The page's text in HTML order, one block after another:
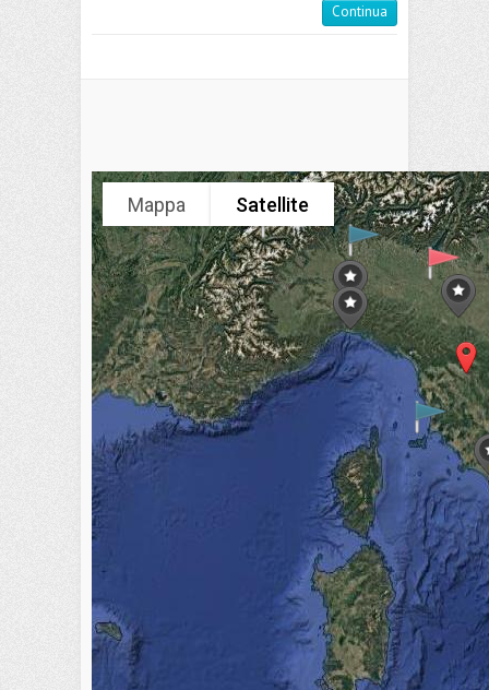
Continua
Mappa Satellite